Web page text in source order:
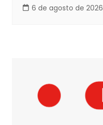
6 de agosto de 2026